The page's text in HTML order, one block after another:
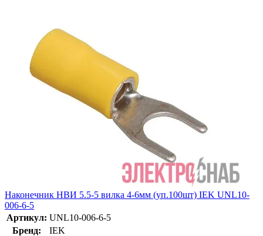
Наконечник НВИ 5.5-5 вилка 4-6мм (уп.100шт) IEK UNL10-
006-6-5
Артикул: UNL10-006-6-5
Бренд:
IEK